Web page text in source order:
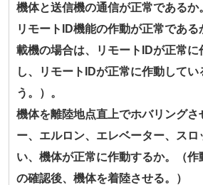
機体と送信機の通信が正常であるか
リモートID機能の作動が正常であ
載機の場合は、リモートIDが正常に
し、リモートIDが正常に作動して
う。）。
機体を離陸地点直上でホバリングさ
ー、エルロン、エレベーター、スロ
い、機体が正常に作動するか。（
の確認後、機体を着陸させる。）